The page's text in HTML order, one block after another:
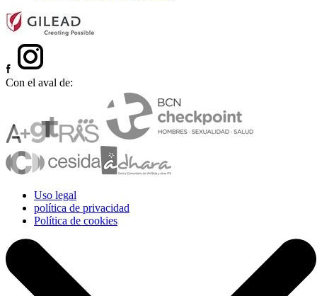
Con el aval de:
Uso legal
política de privacidad
Política de cookies